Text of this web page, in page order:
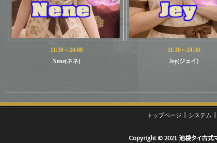
11:30～24:00
Nene(ネネ)
11:30～24:30
Jey(ジェイ)
トップページ システム